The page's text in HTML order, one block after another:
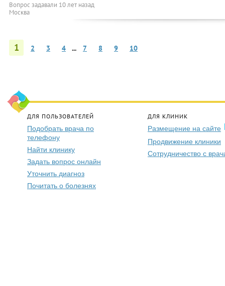
Вопрос задавали 10 лет назад
Москва
1 2 3 4 ... 7 8 9 10
ДЛЯ ПОЛЬЗОВАТЕЛЕЙ
Подобрать врача по
телефону
Найти клинику
Задать вопрос онлайн
Уточнить диагноз
Почитать о болезнях
ДЛЯ КЛИНИК
Размещение на сайте
Продвижение клиники
Сотрудничество с